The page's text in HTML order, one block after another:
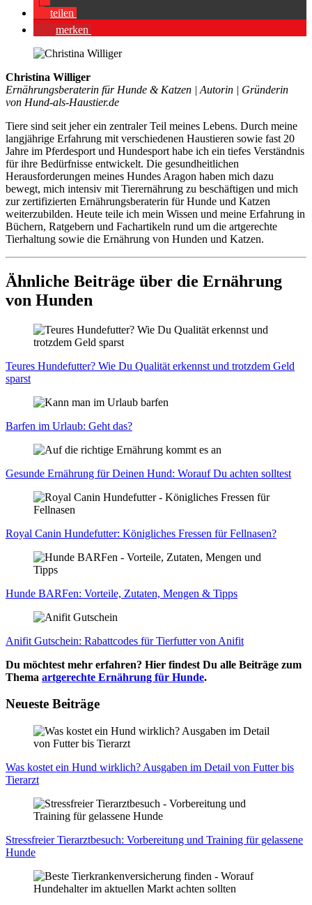
tei­len
mer­ken
Christina Williger
Ernährungsberaterin für Hunde & Katzen | Autorin | Gründerin
von Hund-als-Haustier.de
Tiere sind seit jeher ein zentraler Teil meines Lebens. Durch meine
langjährige Erfahrung mit verschiedenen Haustieren sowie fast 20
Jahre im Pferdesport und Hundesport habe ich ein tiefes Verständnis
für ihre Bedürfnisse entwickelt. Die gesundheitlichen
Herausforderungen meines Hundes Aragon haben mich dazu
bewegt, mich intensiv mit Tierernährung zu beschäftigen und mich
zur zertifizierten Ernährungsberaterin für Hunde und Katzen
weiterzubilden. Heute teile ich mein Wissen und meine Erfahrung in
Büchern, Ratgebern und Fachartikeln rund um die artgerechte
Tierhaltung sowie die Ernährung von Hunden und Katzen.
Ähnliche Beiträge über die Ernährung
von Hunden
Teu­res Hun­de­fut­ter? Wie Du Qua­li­tät erkennst und trotz­dem Geld
sparst
Bar­fen im Urlaub: Geht das?
Gesun­de Ernäh­rung für Dei­nen Hund: Wor­auf Du ach­ten soll­test
Roy­al Canin Hun­de­fut­ter: König­li­ches Fres­sen für Fell­na­sen?
Hun­de BAR­Fen: Vor­tei­le, Zuta­ten, Men­gen & Tipps
Ani­fit Gut­schein: Rabatt­codes für Tier­fut­ter von Ani­fit
Du möchtest mehr erfahren? Hier findest Du alle Beiträge zum
Thema artgerechte Ernährung für Hunde.
Neueste Beiträge
Was kos­tet ein Hund wirk­lich? Aus­ga­ben im Detail von Fut­ter bis
Tier­arzt
Stress­frei­er Tier­arzt­be­such: Vor­be­rei­tung und Trai­ning für gelas­se­ne
Hun­de